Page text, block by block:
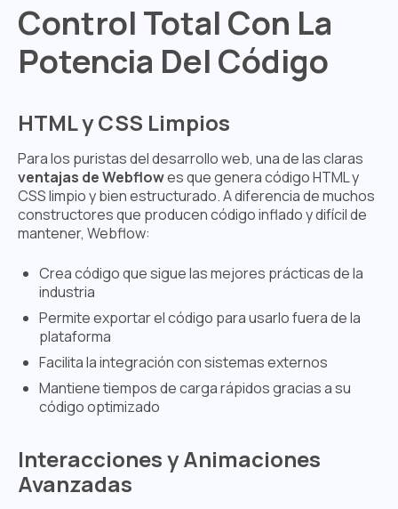
Control Total Con La
Potencia Del Código
HTML y CSS Limpios
Para los puristas del desarrollo web, una de las claras
ventajas de Webflowes que genera código HTML y
CSS limpio y bien estructurado. A diferencia de muchos
constructores que producen código inflado y difícil de
mantener, Webflow:
Crea código que sigue las mejores prácticas de la
industria
Permite exportar el código para usarlo fuera de la
plataforma
Facilita la integración con sistemas externos
Mantiene tiempos de carga rápidos gracias a su
código optimizado
Interacciones y Animaciones
Avanzadas